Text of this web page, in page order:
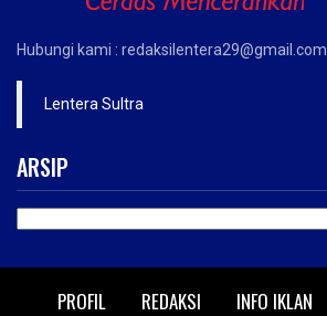
Hubungi kami : redaksilentera29@gmail.com
Lentera Sultra
ARSIP
PROFIL REDAKSI INFO IKLAN